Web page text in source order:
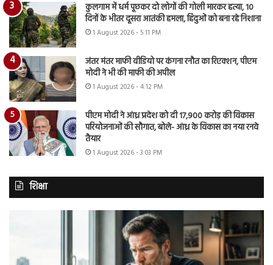
कुलगाम में धर्म पूछकर दो लोगों की गोली मारकर हत्या, 10
दिनों के भीतर दूसरा आतंकी हमला, हिंदुओं को बना रहे निशाना
1 August 2026 - 5:11 PM
जंतर मंतर माफी वीडियो पर कंगना रनौत का रिएक्शन, पीएम
मोदी ने भी की माफी की अपील
1 August 2026 - 4:12 PM
पीएम मोदी ने आंध्र प्रदेश को दी 17,900 करोड़ की विकास
परियोजनाओं की सौगात, बोले- आंध्र के विकास का नया रनवे
तैयार
1 August 2026 - 3:03 PM
शिक्षा